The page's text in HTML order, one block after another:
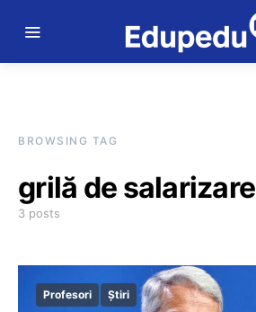
BROWSING TAG
grilă de salarizare
3 posts
Profesori Știri